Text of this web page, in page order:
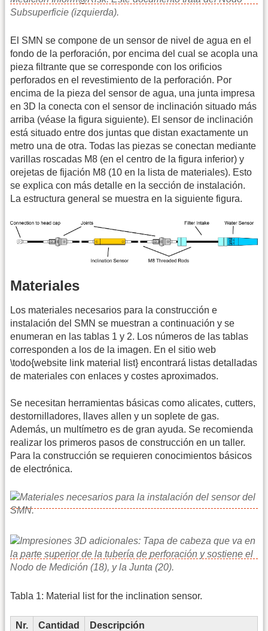
El SMN se compone de un sensor de nivel de agua en el
fondo de la perforación, por encima del cual se acopla una
pieza filtrante que se corresponde con los orificios
perforados en el revestimiento de la perforación. Por
encima de la pieza del sensor de agua, una junta impresa
en 3D la conecta con el sensor de inclinación situado más
arriba (véase la figura siguiente). El sensor de inclinación
está situado entre dos juntas que distan exactamente un
metro una de otra. Todas las piezas se conectan mediante
varillas roscadas M8 (en el centro de la figura inferior) y
orejetas de fijación M8 (10 en la lista de materiales). Esto
se explica con más detalle en la sección de instalación.
La estructura general se muestra en la siguiente figura.
Materiales
Los materiales necesarios para la construcción e
instalación del SMN se muestran a continuación y se
enumeran en las tablas 1 y 2. Los números de las tablas
corresponden a los de la imagen. En el sitio web
\todo{website link material list} encontrará listas detalladas
de materiales con enlaces y costes aproximados.
Se necesitan herramientas básicas como alicates, cutters,
destornilladores, llaves allen y un soplete de gas.
Además, un multímetro es de gran ayuda. Se recomienda
realizar los primeros pasos de construcción en un taller.
Para la construcción se requieren conocimientos básicos
de electrónica.
Tabla 1: Material list for the inclination sensor.
Nr. Cantidad
Descripción